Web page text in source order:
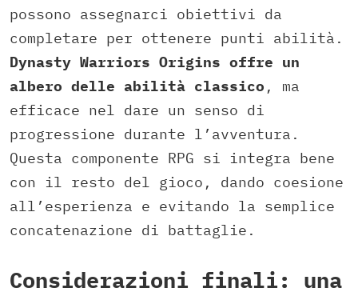
possono assegnarci obiettivi da
completare per ottenere punti abilità.
Dynasty Warriors Origins offre un
albero delle abilità classico , ma
efficace nel dare un senso di
progressione durante l’avventura.
Questa componente RPG si integra bene
con il resto del gioco, dando coesione
all’esperienza e evitando la semplice
concatenazione di battaglie.
Considerazioni finali: una